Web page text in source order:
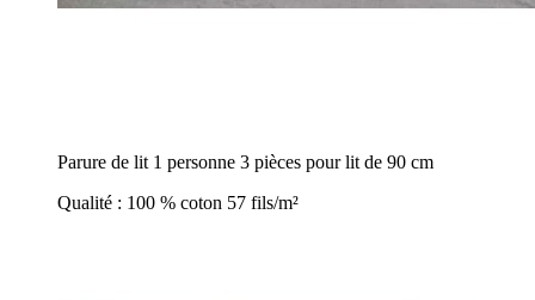
Parure de lit 1 personne 3 pièces pour lit de 90 cm
Qualité : 100 % coton 57 fils/m²